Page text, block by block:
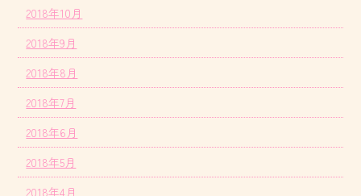
2018年10月
2018年9月
2018年8月
2018年7月
2018年6月
2018年5月
2018年4月